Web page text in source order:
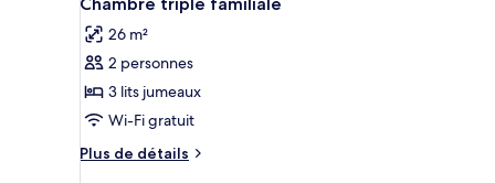
les
chambres
toutes
les
photos
pour
ce
type
de
26 m²
2 personnes
3 lits jumeaux
Wi-Fi gratuit
Plus de détails
Plus